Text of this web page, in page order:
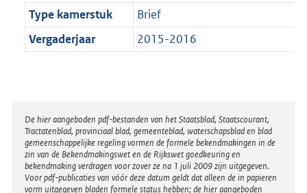
Type kamerstuk
Brief
Vergaderjaar
2015-2016
Disclaimer
De hier aangeboden pdf-bestanden van het Staatsblad, Staatscourant,
Tractatenblad, provinciaal blad, gemeenteblad, waterschapsblad en blad
gemeenschappelijke regeling vormen de formele bekendmakingen in de
zin van de Bekendmakingswet en de Rijkswet goedkeuring en
bekendmaking verdragen voor zover ze na 1 juli 2009 zijn uitgegeven.
Voor pdf-publicaties van vóór deze datum geldt dat alleen de in papieren
vorm uitgegeven bladen formele status hebben; de hier aangeboden